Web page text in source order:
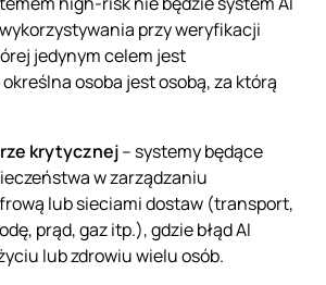
przy weryfikacji
jedynym celem jest
osoba jest osobą, za którą
krytycznej– systemy będące
w zarządzaniu
lub sieciami dostaw (transport,
prąd, gaz itp.), gdzie błąd AI
lub zdrowiu wielu osób.